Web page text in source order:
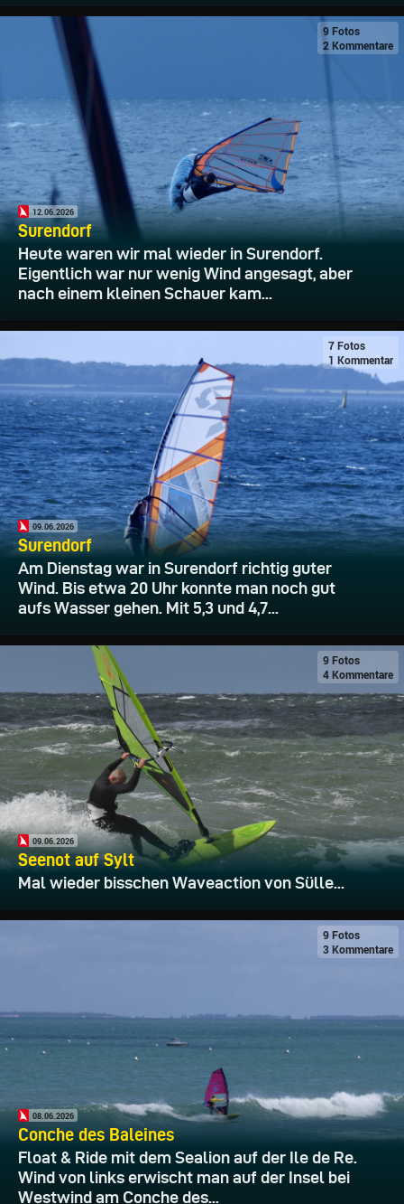
9 Fotos
2 Kommentare
12.06.2026
Surendorf
Heute waren wir mal wieder in Surendorf.
Eigentlich war nur wenig Wind angesagt, aber
nach einem kleinen Schauer kam...
7 Fotos
1 Kommentar
09.06.2026
Surendorf
Am Dienstag war in Surendorf richtig guter
Wind. Bis etwa 20 Uhr konnte man noch gut
aufs Wasser gehen. Mit 5,3 und 4,7...
9 Fotos
4 Kommentare
09.06.2026
Seenot auf Sylt
Mal wieder bisschen Waveaction von Sülle...
9 Fotos
3 Kommentare
08.06.2026
Conche des Baleines
Float & Ride mit dem Sealion auf der Ile de Re.
Wind von links erwischt man auf der Insel bei
Westwind am Conche des...